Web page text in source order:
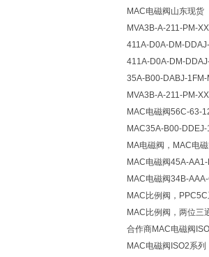
MAC电磁阀山东现货
MVA3B-A-211-PM-
411A-D0A-DM-
411A-D0A-DM-
35A-B00-DABJ-
MVA3B-A-211-PM-
MAC电磁阀56C-63-
MAC35A-B00-DDEJ-
MA电磁阀，MAC电
MAC电磁阀45A-
MAC电磁阀34B-
MAC比例阀，
MAC比例阀，两位三
合作商MAC电磁阀
MAC电磁阀ISO2系列